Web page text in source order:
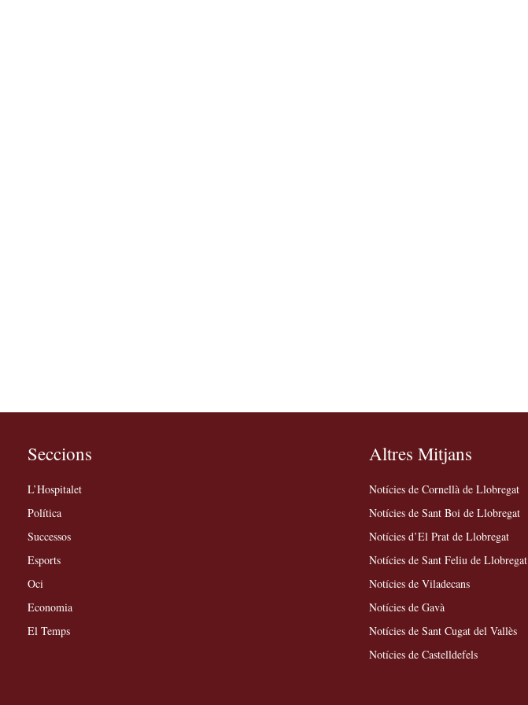
Seccions
L’Hospitalet
Política
Successos
Esports
Oci
Economia
El Temps
Altres Mitjans
Notícies de Cornellà de Llobregat
Notícies de Sant Boi de Llobregat
Notícies d’El Prat de Llobregat
Notícies de Sant Feliu de Llobregat
Notícies de Viladecans
Notícies de Gavà
Notícies de Sant Cugat del Vallès
Notícies de Castelldefels